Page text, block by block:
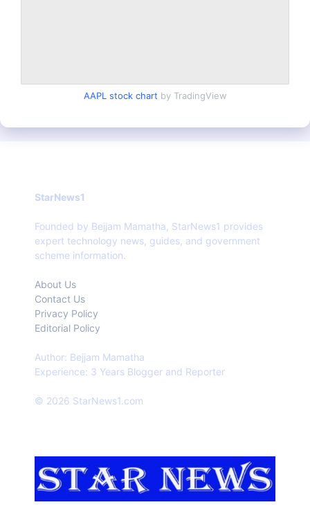
AAPL stock chart by TradingView
StarNews1
Founded by Bejjam Mamatha, StarNews1 provides
expert technology news, guides, and government
scheme information.
About Us
Contact Us
Privacy Policy
Editorial Policy
Author: Bejjam Mamatha
Experience: 3 Years Blogger and Reporter
© 2026 StarNews1.com